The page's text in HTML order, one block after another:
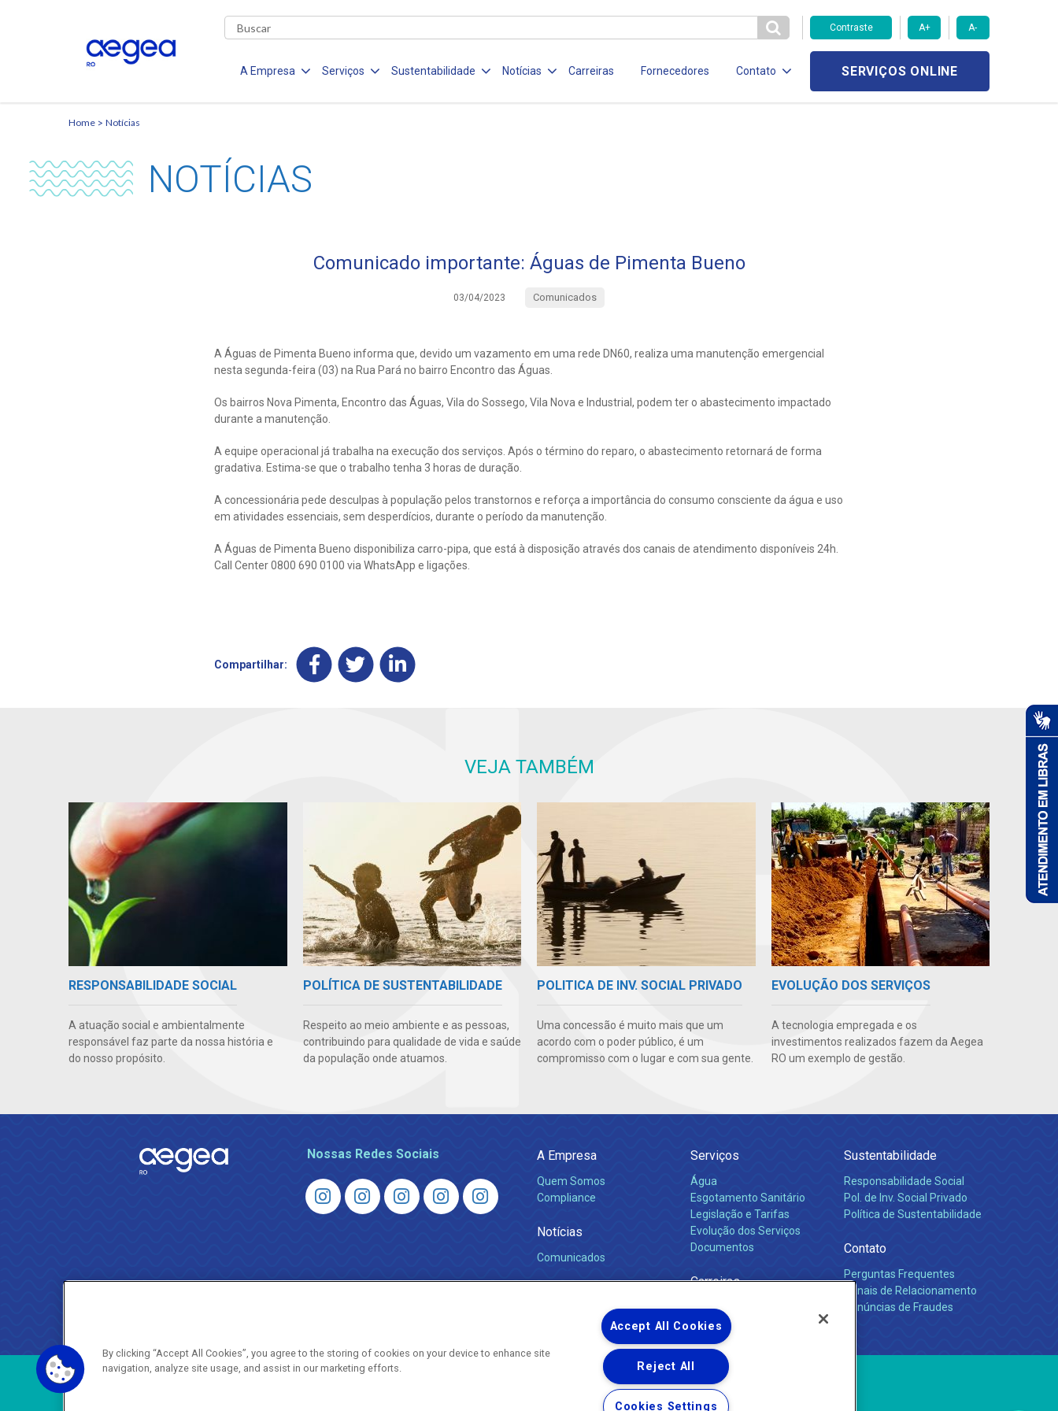
Contraste A+ A-
A Empresa Serviços Sustentabilidade Notícias Carreiras Fornecedores Contato SERVIÇOS ONLINE
Home Notícias
NOTÍCIAS
Comunicado importante: Águas de Pimenta Bueno
03/04/2023 Comunicados
A Águas de Pimenta Bueno informa que, devido um vazamento em uma rede DN60, realiza uma manutenção emergencial
nesta segunda-feira (03) na Rua Pará no bairro Encontro das Águas.
Os bairros Nova Pimenta, Encontro das Águas, Vila do Sossego, Vila Nova e Industrial, podem ter o abastecimento impactado
durante a manutenção.
A equipe operacional já trabalha na execução dos serviços. Após o término do reparo, o abastecimento retornará de forma
gradativa. Estima-se que o trabalho tenha 3 horas de duração.
A concessionária pede desculpas à população pelos transtornos e reforça a importância do consumo consciente da água e uso
em atividades essenciais, sem desperdícios, durante o período da manutenção.
A Águas de Pimenta Bueno disponibiliza carro-pipa, que está à disposição através dos canais de atendimento disponíveis 24h.
Call Center 0800 690 0100 via WhatsApp e ligações.
Compartilhar:
VEJA TAMBÉM
RESPONSABILIDADE SOCIAL
A atuação social e ambientalmente
responsável faz parte da nossa história e
do nosso propósito.
POLÍTICA DE SUSTENTABILIDADE
Respeito ao meio ambiente e as pessoas,
contribuindo para qualidade de vida e saúde
da população onde atuamos.
POLITICA DE INV. SOCIAL PRIVADO
Uma concessão é muito mais que um
acordo com o poder público, é um
compromisso com o lugar e com sua gente.
EVOLUÇÃO DOS SERVIÇOS
A tecnologia empregada e os
investimentos realizados fazem da Aegea
RO um exemplo de gestão.
Nossas Redes Sociais A Empresa
Quem Somos
Compliance
Notícias
Comunicados
Serviços
Água
Esgotamento Sanitário
Legislação e Tarifas
Evolução dos Serviços
Documentos
Carreiras
Sustentabilidade
Responsabilidade Social
Pol. de Inv. Social Privado
Política de Sustentabilidade
Contato
Perguntas Frequentes
Canais de Relacionamento
Denúncias de Fraudes
Copyright © 2026 - Todos os Direitos Reservados.
By clicking “Accept All Cookies”, you agree to the storing of cookies on your device to enhance site
navigation, analyze site usage, and assist in our marketing efforts.
Accept All Cookies
Reject All
Cookies Settings